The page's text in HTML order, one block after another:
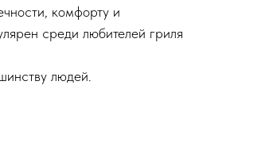
комфорту и
среди любителей гриля
людей.